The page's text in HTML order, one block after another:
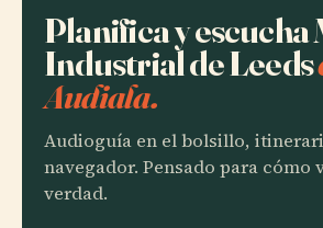
Planifica y escucha
Industrial de Leeds
Audiala.
Audioguía en el bolsillo,
navegador. Pensado para cómo
verdad.